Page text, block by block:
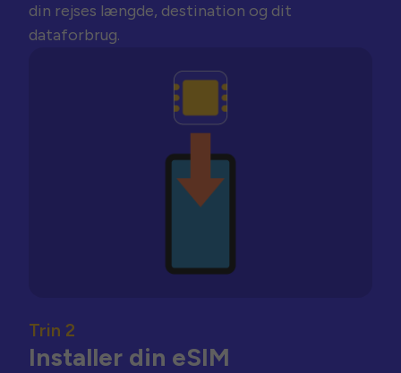
din rejses længde, destination og dit
dataforbrug.
Trin 2
Installer din eSIM